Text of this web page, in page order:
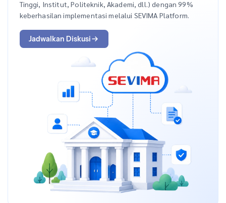
Tinggi, Institut, Politeknik, Akademi, dll.) dengan 99%
keberhasilan implementasi melalui SEVIMA Platform.
Jadwalkan Diskusi